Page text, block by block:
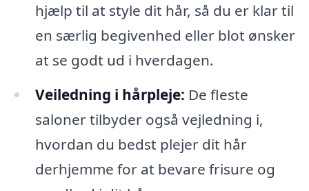
hjælp til at style dit hår, så du er klar til
en særlig begivenhed eller blot ønsker
at se godt ud i hverdagen.
Veiledning i hårpleje: De fleste
saloner tilbyder også vejledning i,
hvordan du bedst plejer dit hår
derhjemme for at bevare frisure og